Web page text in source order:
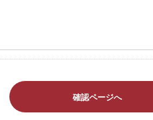
確認ページへ